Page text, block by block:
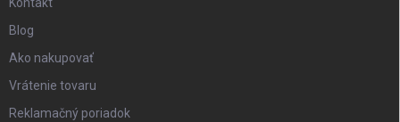
Blog
Ako nakupovať
Vrátenie tovaru
Reklamačný poriadok